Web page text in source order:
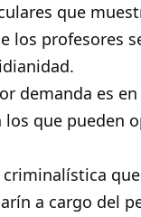
que
los profesores
demanda es
que pueden
a cargo del